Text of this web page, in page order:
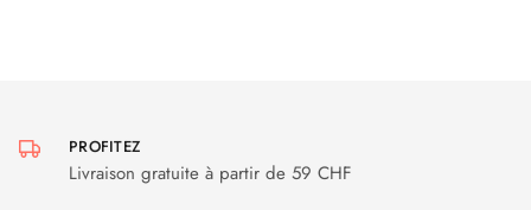
PROFITEZ
Livraison gratuite à partir de 59 CHF